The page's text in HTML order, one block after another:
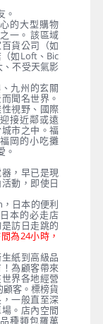
。
的大型購物
一。 該區域
貨公司（如
如Loft、Bic
不受天氣影
九州的玄關
聞名世界。
視野、國際
接近鄰或遠
市之中。福
岡的小吃攤
。
，早已是現
動，即使日
日本的便利
本的必走店
訪日走跳的
為24小時，
紙到高級品
為顧客帶來
界各地經營
客。標榜貨
一般直至深
。店內空間
種類包羅萬